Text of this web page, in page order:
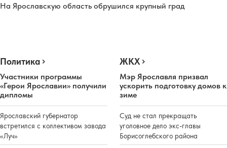
На Ярославскую область обрушился крупный град
Политика
Участники программы
«Герои Ярославии» получили
дипломы
Ярославский губернатор
встретился с коллективом завода
«Луч»
ЖКХ
Мэр Ярославля призвал
ускорить подготовку домов к
зиме
Суд не стал прекращать
уголовное дело экс-главы
Борисоглебского района